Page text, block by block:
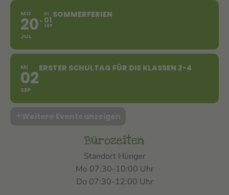
MO
20
JUL
DI
01
SEP
SOMMERFERIEN
MI
02
SEP
ERSTER SCHULTAG FÜR DIE KLASSEN 2-4
Bürozeiten
Standort Hünger
Mo 07:30-10:00 Uhr
Do 07:30-12:00 Uhr